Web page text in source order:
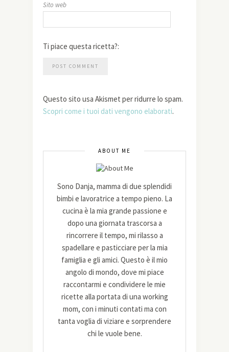
Sito web
Ti piace questa ricetta?:
Questo sito usa Akismet per ridurre lo spam.
Scopri come i tuoi dati vengono elaborati.
ABOUT ME
Sono Danja, mamma di due splendidi
bimbi e lavoratrice a tempo pieno. La
cucina è la mia grande passione e
dopo una giornata trascorsa a
rincorrere il tempo, mi rilasso a
spadellare e pasticciare per la mia
famiglia e gli amici. Questo è il mio
angolo di mondo, dove mi piace
raccontarmi e condividere le mie
ricette alla portata di una working
mom, con i minuti contati ma con
tanta voglia di viziare e sorprendere
chi le vuole bene.